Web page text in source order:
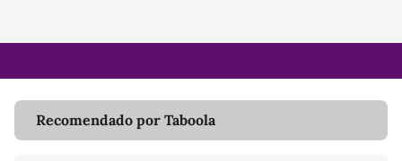
Recomendado por Taboola